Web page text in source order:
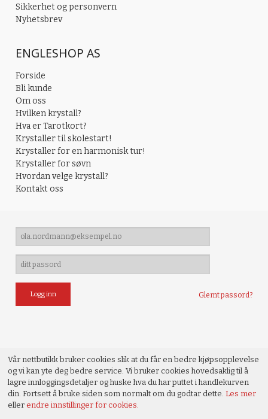
Sikkerhet og personvern
Nyhetsbrev
ENGLESHOP AS
Forside
Bli kunde
Om oss
Hvilken krystall?
Hva er Tarotkort?
Krystaller til skolestart!
Krystaller for en harmonisk tur!
Krystaller for søvn
Hvordan velge krystall?
Kontakt oss
Glemt passord?
Vår nettbutikk bruker cookies slik at du får en bedre kjøpsopplevelse
og vi kan yte deg bedre service. Vi bruker cookies hovedsaklig til å
lagre innloggingsdetaljer og huske hva du har puttet i handlekurven
din. Fortsett å bruke siden som normalt om du godtar dette.Les mer
ellerendre innstillinger for cookies.